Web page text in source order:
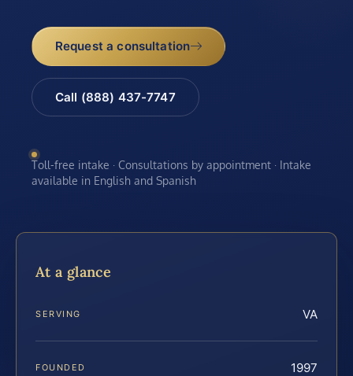
Request a consultation
Call (888) 437-7747
Toll-free intake · Consultations by appointment · Intake
available in English and Spanish
At a glance
SERVING VA
FOUNDED 1997